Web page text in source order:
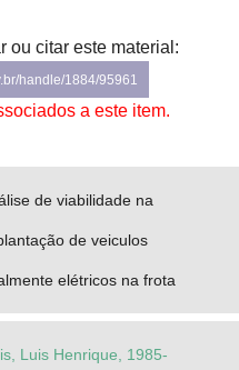
ou citar este material:
handle/1884/95961
a este item.
de viabilidade na
de veiculos
elétricos na frota
Luis Henrique, 1985-